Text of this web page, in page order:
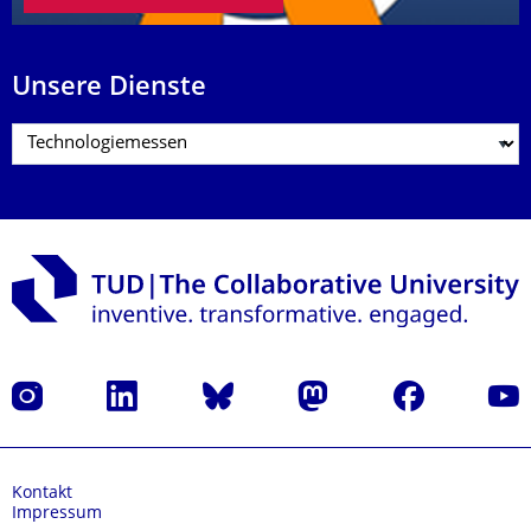
Unsere Dienste
Instagram LinkedIn Bluesky Mastodon Facebook
Kontakt
Impressum